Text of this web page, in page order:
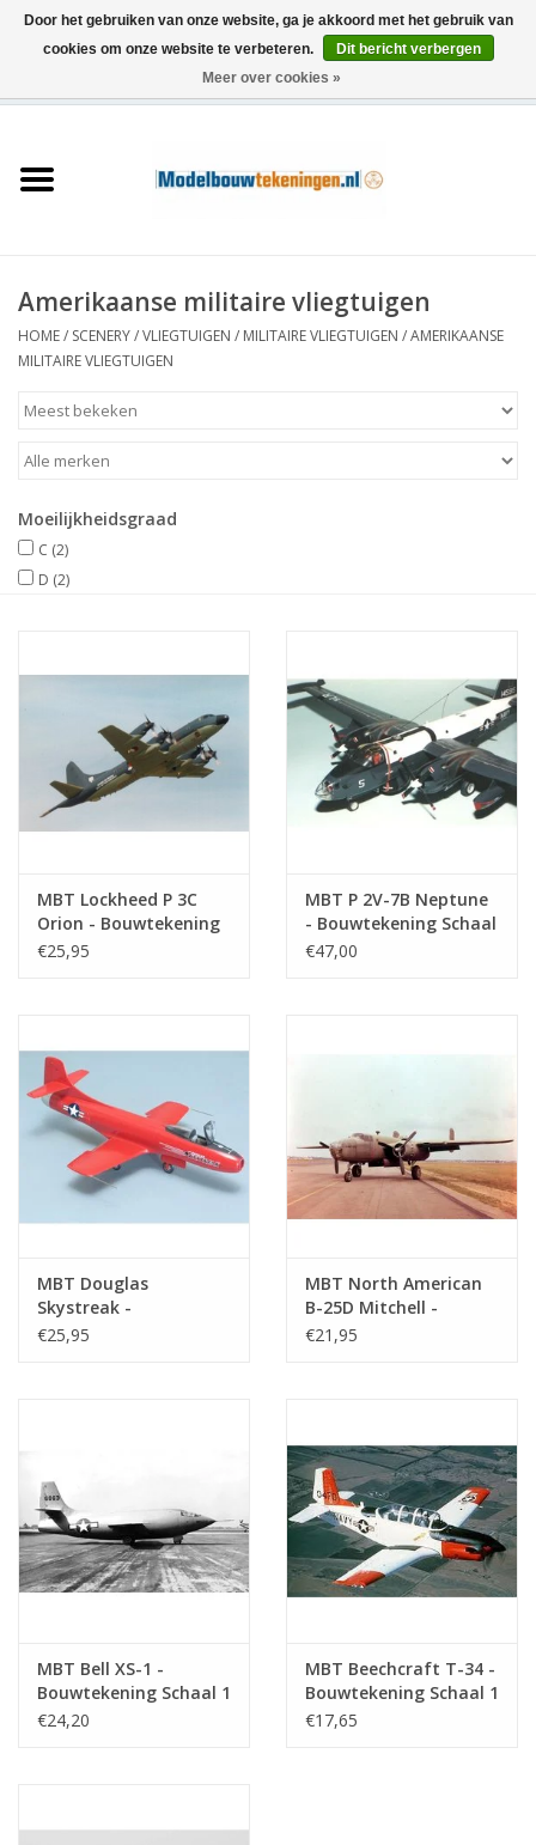
Schepen
Houtbouw
Machines
Documentatie
Tijdschriften
NIEUWE TIJDSCHRIFTEN
ABONNEMENT DE
MODELBOUWER
Amerikaanse militaire vliegtuigen
HOME/ SCENERY/VLIEGTUIGEN / MILITAIRE VLIEGTUIGEN /AMERIKAANSE
MILITAIRE VLIEGTUIGEN
Moeilijkheidsgraad
C (2)
D (2)
MBT Lockheed P 3C
Orion - Bouwtekening
Schaal 1 : 72
€25,95
MBT P 2V-7B Neptune
- Bouwtekening Schaal
1 : 72 (50.12.008)
€47,00
MBT Douglas
Skystreak -
Bouwtekening Schaal 1
€25,95
MBT North American
B-25D Mitchell -
Bouwtekening Schaal 1
€21,95
MBT Bell XS-1 -
Bouwtekening Schaal 1
: 40 (50.12.002)
€24,20
MBT Beechcraft T-34 -
Bouwtekening Schaal 1
: 72 (50.12.005)
€17,65
Door het gebruiken van onze website, ga je akkoord met het gebruik van
cookies om onze website te verbeteren.
Dit bericht verbergen
Meer over cookies »